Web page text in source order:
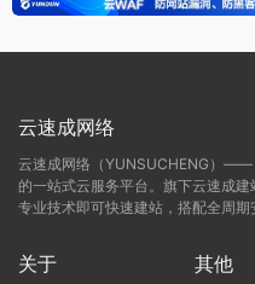
云速成网络
云速成网络（YUNSUCHENG）——
的一站式云服务平台。旗下云速成
专业技术即可快速建站，搭配全周期
关于 其他